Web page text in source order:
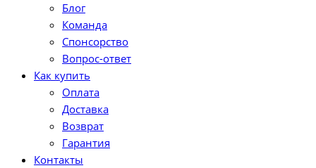
Блог
Команда
Спонсорство
Вопрос-ответ
Как купить
Оплата
Доставка
Возврат
Гарантия
Контакты